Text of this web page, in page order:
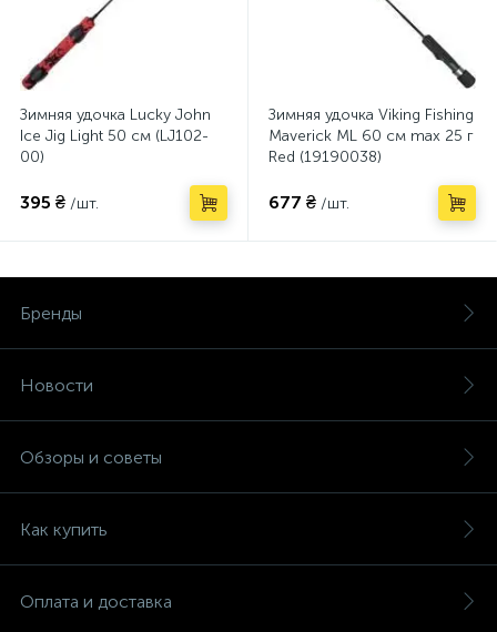
Зимняя удочка Lucky John
Ice Jig Light 50 см (LJ102-
00)
395 ₴ /шт.
Зимняя удочка Viking Fishing
Maverick ML 60 см max 25 г
Red (19190038)
677 ₴ /шт.
Бренды
Новости
Обзоры и советы
Как купить
Оплата и доставка